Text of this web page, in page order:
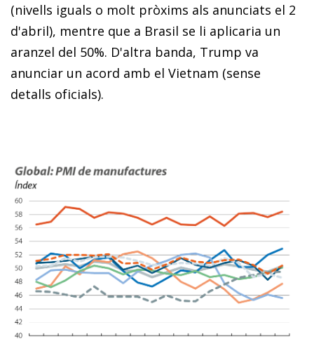
(nivells iguals o molt pròxims als anunciats el 2
d'abril), mentre que a Brasil se li aplicaria un
aranzel del 50%. D'altra banda, Trump va
anunciar un acord amb el Vietnam (sense
detalls oficials).